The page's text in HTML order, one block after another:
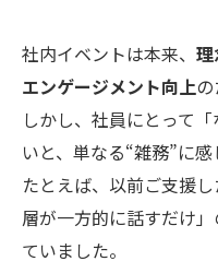
社内イベントは本来、 理
エンゲージメント向上
しかし、社員にとって
いと、単なる“雑務”に感
たとえば、以前ご支援
層が一方的に話すだけ
ていました。